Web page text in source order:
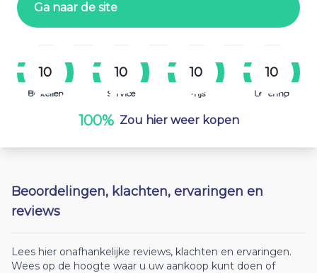
Ga naar de site
10
Bestellen
10
Service
10
Prijs
10
Levering
100% Zou hier weer kopen
Beoordelingen, klachten, ervaringen en
reviews
Lees hier onafhankelijke reviews, klachten en ervaringen.
Wees op de hoogte waar u uw aankoop kunt doen of